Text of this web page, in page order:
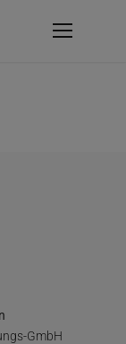
GmbH